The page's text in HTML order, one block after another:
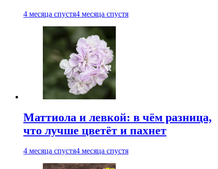
4 месяца спустя4 месяца спустя
Маттиола и левкой: в чём разница,
что лучше цветёт и пахнет
4 месяца спустя4 месяца спустя